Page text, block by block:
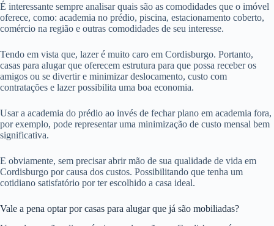
É interessante sempre analisar quais são as comodidades que o imóvel
oferece, como: academia no prédio, piscina, estacionamento coberto,
comércio na região e outras comodidades de seu interesse.
Tendo em vista que, lazer é muito caro em Cordisburgo. Portanto,
casas para alugar que oferecem estrutura para que possa receber os
amigos ou se divertir e minimizar deslocamento, custo com
contratações e lazer possibilita uma boa economia.
Usar a academia do prédio ao invés de fechar plano em academia fora,
por exemplo, pode representar uma minimização de custo mensal bem
significativa.
E obviamente, sem precisar abrir mão de sua qualidade de vida em
Cordisburgo por causa dos custos. Possibilitando que tenha um
cotidiano satisfatório por ter escolhido a casa ideal.
Vale a pena optar por casas para alugar que já são mobiliadas?